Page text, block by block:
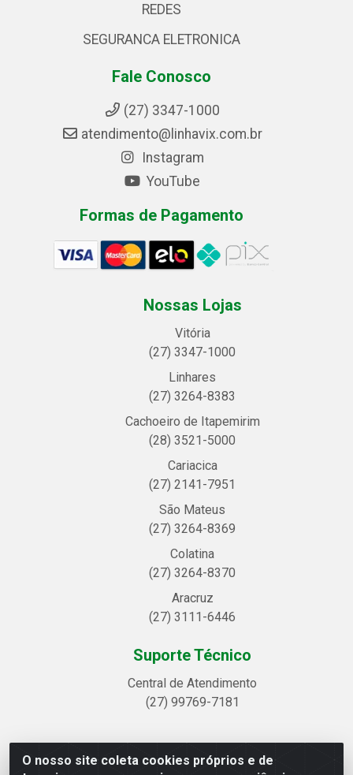
O nosso site coleta cookies próprios e de
REDES
SEGURANCA ELETRONICA
Fale Conosco
(27) 3347-1000
atendimento@linhavix.com.br
Instagram
YouTube
Formas de Pagamento
Nossas Lojas
Vitória
(27) 3347-1000
Linhares
(27) 3264-8383
Cachoeiro de Itapemirim
(28) 3521-5000
Cariacica
(27) 2141-7951
São Mateus
(27) 3264-8369
Colatina
(27) 3264-8370
Aracruz
(27) 3111-6446
Suporte Técnico
Central de Atendimento
(27) 99769-7181
Linhavix Distribuidora LTDA - Avenida Alegre, 2521 -